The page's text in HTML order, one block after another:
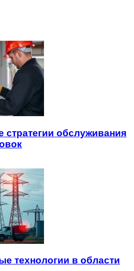
обслуживания
технологии в области